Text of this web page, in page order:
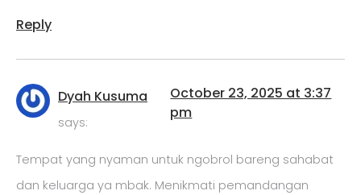
Reply
Dyah Kusuma
says:
October 23, 2025 at 3:37
pm
Tempat yang nyaman untuk ngobrol bareng sahabat
dan keluarga ya mbak. Menikmati pemandangan